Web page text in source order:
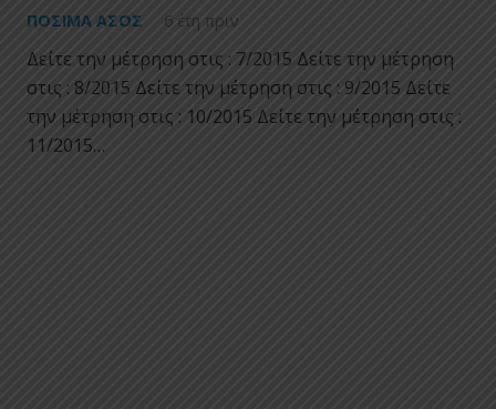
ΠΌΣΙΜΑ ΑΣΟΣ 6 έτη πριν
Δείτε την μέτρηση στις : 7/2015 Δείτε την μέτρηση
στις : 8/2015 Δείτε την μέτρηση στις : 9/2015 Δείτε
την μέτρηση στις : 10/2015 Δείτε την μέτρηση στις :
11/2015…